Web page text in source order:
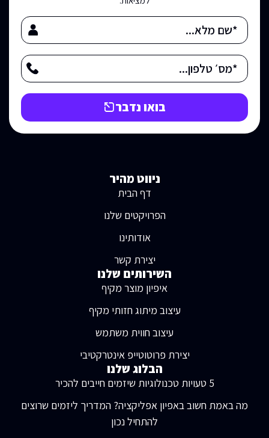
בואו נדבר
ניווט מהיר
דף הבית
הפרויקטים שלנו
אודותינו
יצירת קשר
השירותים שלנו
איפיון מוצר מקיף
עיצוב מיתוג חזותי מקיף
עיצוב חווית משתמש
יצירת פרוטוטייפ אינטרקטיבי
הבלוג שלנו
5 טעויות טכנולוגיות שיזמים חייבים להכיר
מה באמת חשוב באפיון אפליקציה? המדריך ליזמים שרוצים
להתחיל נכון